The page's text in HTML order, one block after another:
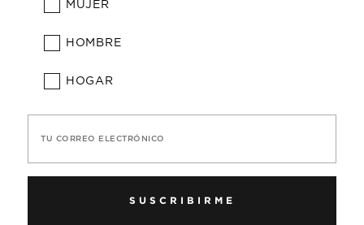
MUJER
HOMBRE
HOGAR
TU CORREO ELECTRÓNICO
SUSCRIBIRME